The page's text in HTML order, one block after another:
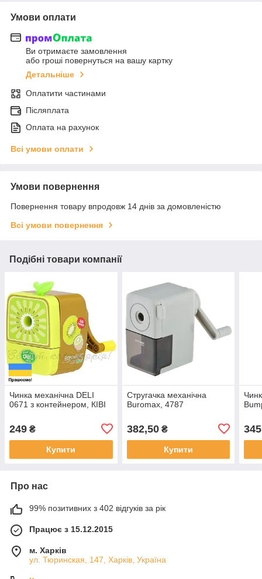
Умови оплати
Ви отримаєте замовлення
або гроші повернуться на вашу картку
Детальніше
Оплатити частинами
Післяплата
Оплата на рахунок
Всі умови оплати
Умови повернення
Повернення товару впродовж 14 днів за домовленістю
Всі умови повернення
Подібні товари компанії
Чинка механічна DELI
0671 з контейнером, КІВІ
249 ₴
Купити
Стругачка механічна
Buromax, 4787
382,50₴
Купити
345
Про нас
99% позитивних з 402 відгуків за рік
Працює з 15.12.2015
м. Харків
ул. Тюринская, 147, Харків, Україна